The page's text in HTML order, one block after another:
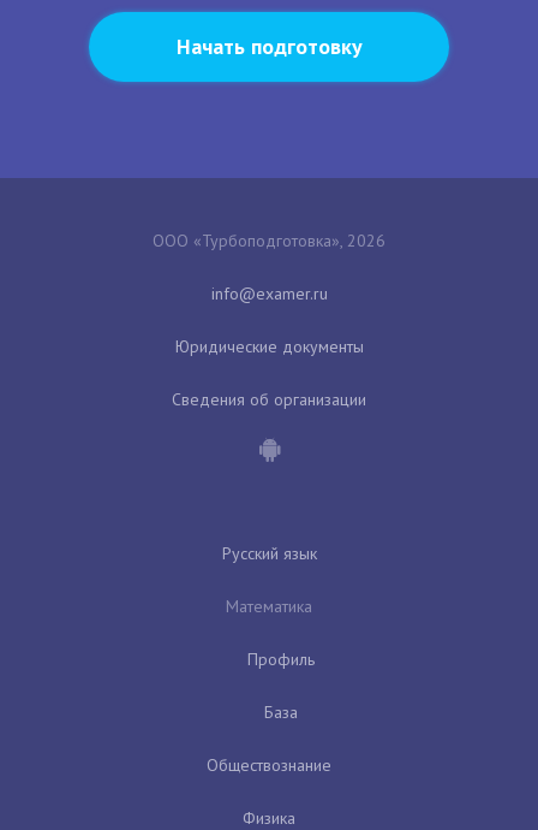
Начать подготовку
ООО «Турбоподготовка», 2026
Юридические документы
Сведения об организации
Русский язык
Математика
Профиль
База
Обществознание
Физика